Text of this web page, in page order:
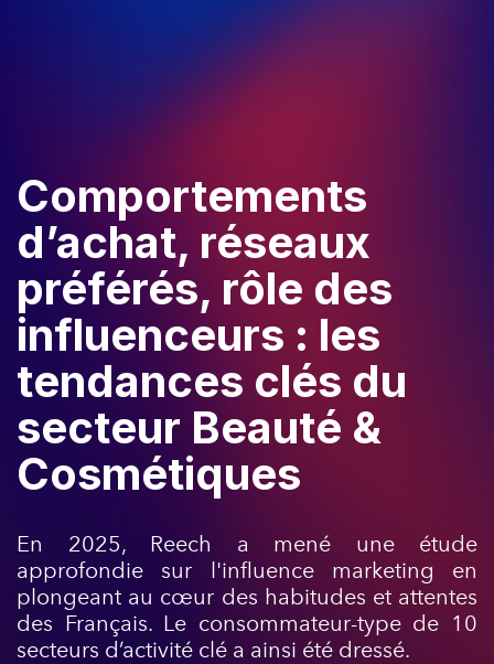
Comportements
d’achat, réseaux
préférés, rôle des
influenceurs : les
tendances clés du
secteur Beauté &
Cosmétiques
En 2025, Reech a mené une étude
approfondie sur l'influence marketing en
plongeant au cœur des habitudes et attentes
des Français. Le consommateur-type de 10
secteurs d’activité clé a ainsi été dressé.